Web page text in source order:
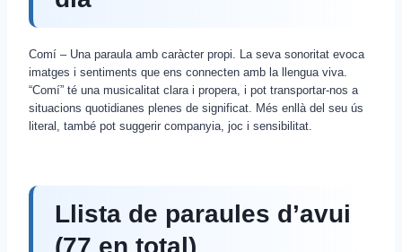
Comí – Una paraula amb caràcter propi. La seva sonoritat evoca
imatges i sentiments que ens connecten amb la llengua viva.
“Comí” té una musicalitat clara i propera, i pot transportar-nos a
situacions quotidianes plenes de significat. Més enllà del seu ús
literal, també pot suggerir companyia, joc i sensibilitat.
Llista de paraules d’avui
(77 en total)